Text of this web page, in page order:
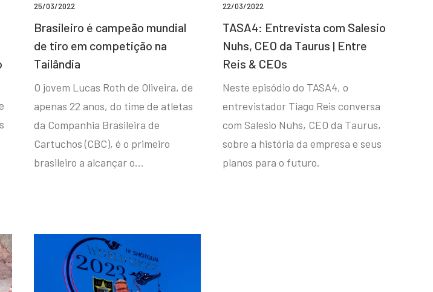
25/03/2022
Brasileiro é campeão mundial
de tiro em competição na
Tailândia
O jovem Lucas Roth de Oliveira, de
apenas 22 anos, do time de atletas
da Companhia Brasileira de
Cartuchos (CBC), é o primeiro
brasileiro a alcançar o…
22/03/2022
TASA4: Entrevista com Salesio
Nuhs, CEO da Taurus | Entre
Reis & CEOs
Neste episódio do TASA4, o
entrevistador Tiago Reis conversa
com Salesio Nuhs, CEO da Taurus,
sobre a história da empresa e seus
planos para o futuro.